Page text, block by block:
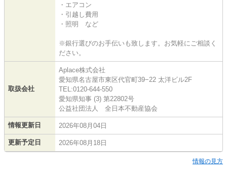
・エアコン
・引越し費用
・照明 など
※銀行選びのお手伝いも致します。お気軽にご相談く
ださい。
取扱会社
Aplace株式会社
愛知県名古屋市東区代官町39−22 太洋ビル2F
TEL:0120-644-550
愛知県知事 (3) 第22802号
公益社団法人 全日本不動産協会
情報更新日 2026年08月04日
更新予定日 2026年08月18日
情報の見方